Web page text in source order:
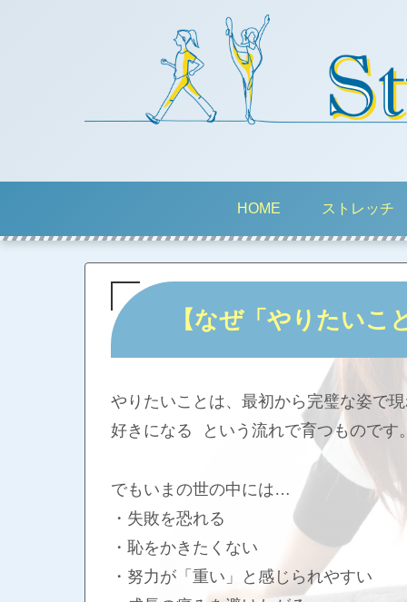
HOME ストレッチ
【なぜ「やりたい
やりたいことは、最初から完璧な姿
好きになる という流れで育つものです
でもいまの世の中には…
・失敗を恐れる
・恥をかきたくない
・努力が「重い」と感じられやすい